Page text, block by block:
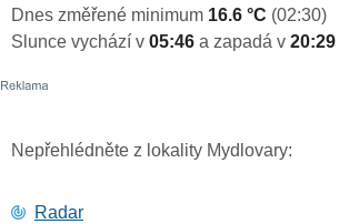
Dnes změřené minimum 16.6 °C (02:30)
Slunce vychází v 05:46 a zapadá v 20:29
Nepřehlédněte z lokality Mydlovary:
Radar